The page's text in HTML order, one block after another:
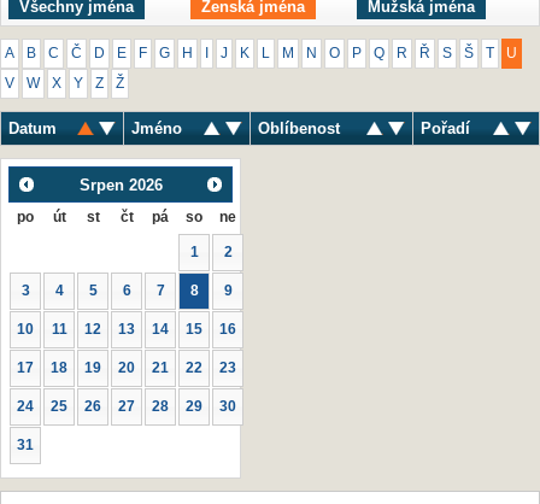
Všechny jména Ženská jména Mužská jména
A B C Č D E F G H J K M N O P Q R Ř S Š U
V W X Y Z Ž
Datum Jméno Oblíbenost Pořadí
Srpen 2026
po út st čt pá so ne
1 2
3 4 5 6 7 8 9
10 11 12 13 14 15 16
17 18 19 20 21 22 23
24 25 26 27 28 29 30
31